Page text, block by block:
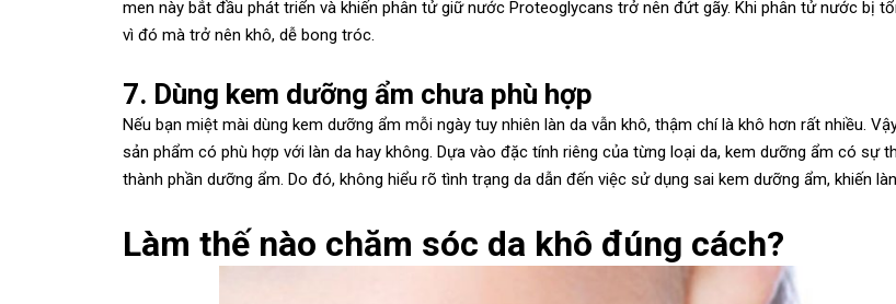
men này bắt đầu phát triển và khiến phân tử giữ nước Proteoglycans trở nên đứt gãy. Khi phân tử nước bị
vì đó mà trở nên khô, dễ bong tróc.
7. Dùng kem dưỡng ẩm chưa phù hợp
Nếu bạn miệt mài dùng kem dưỡng ẩm mỗi ngày tuy nhiên làn da vẫn khô, thậm chí là khô hơn rất nhiều.
sản phẩm có phù hợp với làn da hay không. Dựa vào đặc tính riêng của từng loại da, kem dưỡng ẩm có sự
thành phần dưỡng ẩm. Do đó, không hiểu rõ tình trạng da dẫn đến việc sử dụng sai kem dưỡng ẩm, khiến
Làm thế nào chăm sóc da khô đúng cách?